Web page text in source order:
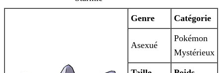
Genre Catégorie
Asexué
Pokémon
Mystérieux